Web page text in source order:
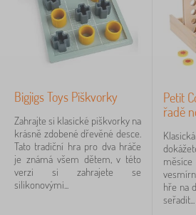
Vyhledat v rámci filtru
Typ nabídky
Štítky
Zrušit FILTROVÁNÍ
Bigjigs Toys Piškvorky
Zahrajte si klasické piškvorky na
krásně zdobené dřevěné desce.
Tato tradiční hra pro dva hráče
je známá všem dětem, v této
verzi si zahrajete se
silikonovými...
Petit
řadě
hře na
seřadit...